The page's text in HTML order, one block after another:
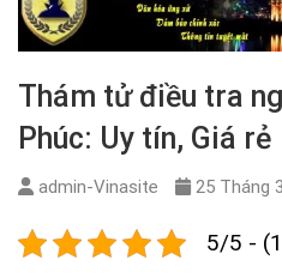
Thám tử điều tra
Phúc: Uy tín, Giá rẻ
admin-Vinasite 25 Tháng
5/5 -